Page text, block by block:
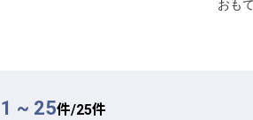
おも
1 ~ 25件/25件